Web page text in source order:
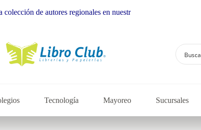
de autores regionales en nuestra librería
Tecnología Mayoreo Sucursales